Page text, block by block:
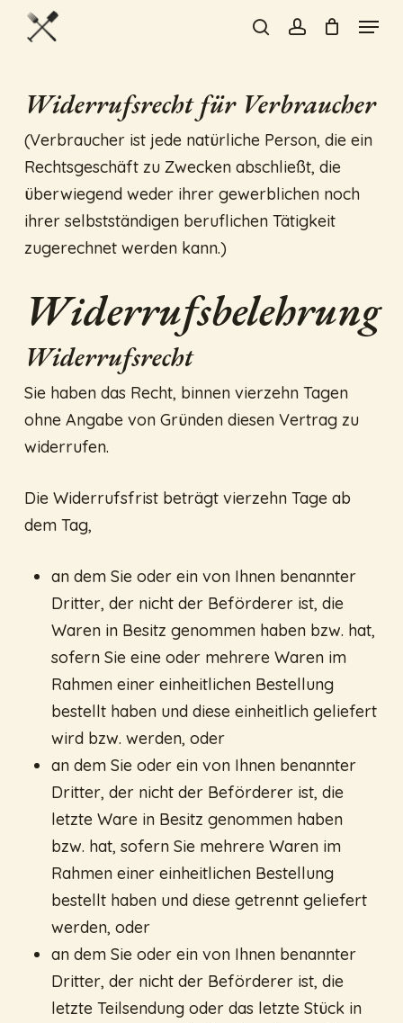
Skip
content
searchaccount
Menu
Widerrufsrecht für Verbraucher
(Verbraucher ist jede natürliche Person, die ein
Rechtsgeschäft zu Zwecken abschließt, die
überwiegend weder ihrer gewerblichen noch
ihrer selbstständigen beruflichen Tätigkeit
zugerechnet werden kann.)
Widerrufsbelehrung
Widerrufsrecht
Sie haben das Recht, binnen vierzehn Tagen
ohne Angabe von Gründen diesen Vertrag zu
widerrufen.
Die Widerrufsfrist beträgt vierzehn Tage ab
dem Tag,
an dem Sie oder ein von Ihnen benannter
Dritter, der nicht der Beförderer ist, die
Waren in Besitz genommen haben bzw. hat,
sofern Sie eine oder mehrere Waren im
Rahmen einer einheitlichen Bestellung
bestellt haben und diese einheitlich geliefert
wird bzw. werden, oder
an dem Sie oder ein von Ihnen benannter
Dritter, der nicht der Beförderer ist, die
letzte Ware in Besitz genommen haben
bzw. hat, sofern Sie mehrere Waren im
Rahmen einer einheitlichen Bestellung
bestellt haben und diese getrennt geliefert
werden, oder
an dem Sie oder ein von Ihnen benannter
Dritter, der nicht der Beförderer ist, die
letzte Teilsendung oder das letzte Stück in